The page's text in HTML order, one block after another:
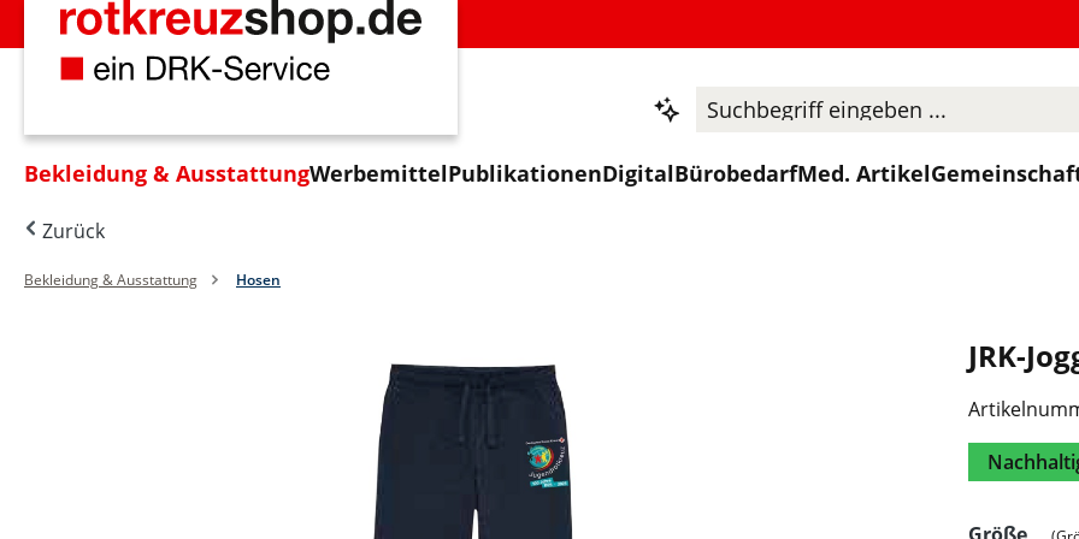
Hauptinhalt springen
Zur Suche springen
Zur Hauptnavigation springen
Bekleidung & AusstattungWerbemittelPublikationenDigitalBürobedarfMed. Artikel
Zurück
Bekleidung & Ausstattung Hosen
JRK-